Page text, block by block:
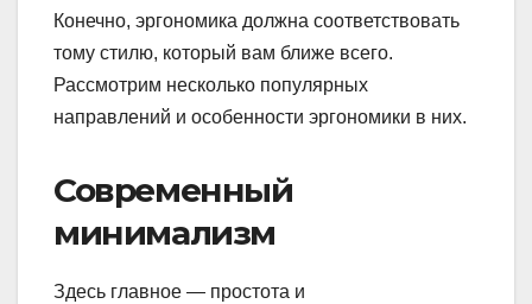
Конечно, эргономика должна соответствовать
тому стилю, который вам ближе всего.
Рассмотрим несколько популярных
направлений и особенности эргономики в них.
Современный
минимализм
Здесь главное — простота и